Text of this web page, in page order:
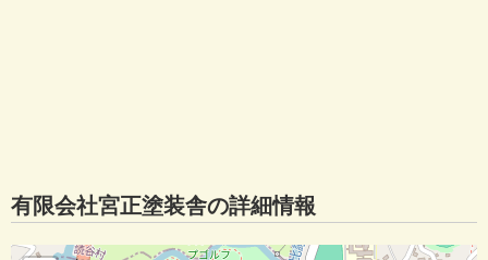
有限会社宮正塗装舎の詳細情報